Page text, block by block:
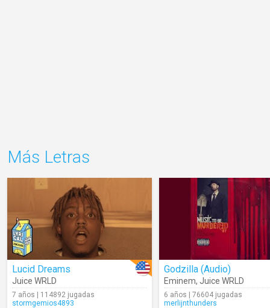
Más Letras
Lucid Dreams
Juice WRLD
7 años | 114892 jugadas
stormgemios4893
Godzilla (Audio)
Eminem, Juice WRLD
6 años | 76604 jugadas
merlijnthunders